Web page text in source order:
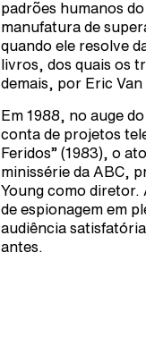
padrões humanos
manufatura de
quando ele resolve
livros, dos quais os
demais, por Eric Van
Em 1988, no auge
conta de projetos
Feridos” (1983), o
minissérie da ABC,
Young como diretor.
de espionagem em
audiência
antes.